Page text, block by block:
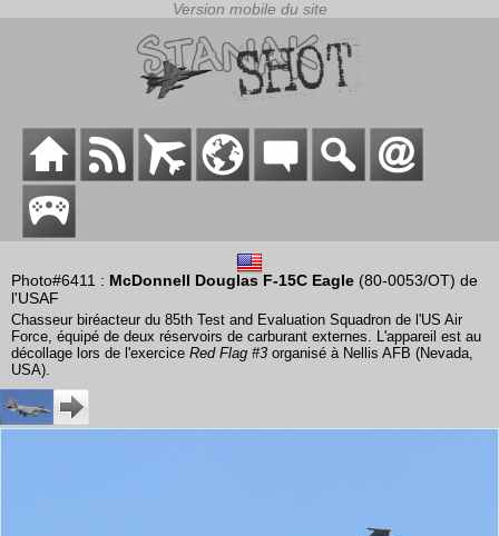
Photo#6411 : McDonnell Douglas F-15C Eagle (80-0053/OT) de
l'USAF
Chasseur biréacteur du 85th Test and Evaluation Squadron de l'US Air
Force, équipé de deux réservoirs de carburant externes. L'appareil est au
décollage lors de l'exercice Red Flag #3 organisé à Nellis AFB (Nevada,
USA).